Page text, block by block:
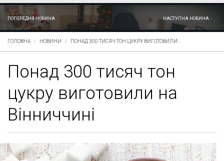
ПОПЕРЕДНЯ НОВИНА НАСТУПНА НОВИНА
ГОЛОВНА НОВИНИ ПОНАД 300 ТИСЯЧ ТОН ЦУКРУ ВИГОТОВИЛИ ...
Понад 300 тисяч тон
цукру виготовили на
Вінниччині